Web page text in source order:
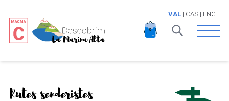
VAL| CAS| ENG
Open
Rutes senderistes